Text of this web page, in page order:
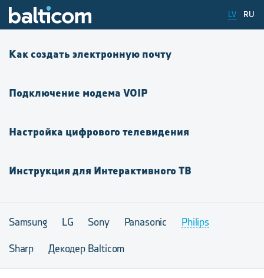
LV RU
Как создать электронную почту
Подключение модема VOIP
Настройка цифрового телевидения
Инструкция для Интерактивного ТВ
Samsung LG Sony Panasonic Philips
Sharp Декодер Balticom